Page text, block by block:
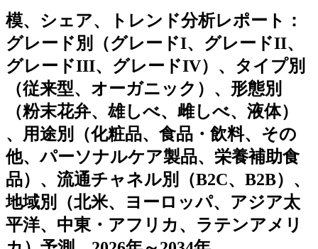
模、シェア、トレンド分析レポート：
グレード別（グレードI、グレードII、
グレードIII、グレードIV）、タイプ別
（従来型、オーガニック）、形態別
（粉末花弁、雄しべ、雌しべ、液体）​​
、用途別（化粧品、食品・飲料、その
他、パーソナルケア製品、栄養補助食
品）、流通チャネル別（B2C、B2B）、
地域別（北米、ヨーロッパ、アジア太
平洋、中東・アフリカ、ラテンアメリ